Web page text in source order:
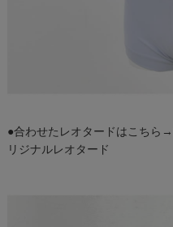
●合わせたレオタードはこちら→
リジナルレオタード